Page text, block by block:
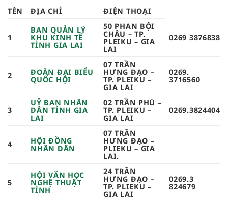
TÊN ĐỊA CHỈ ĐIỆN THOẠI
1
BAN QUẢN LÝ
KHU KINH TẾ
TỈNH GIA LAI
50 PHAN BỘI
CHÂU – TP.
PLEIKU – GIA
LAI
0269 3876838
2 ĐOÀN ĐẠI BIỂU
QUỐC HỘI
07 TRẦN
HƯNG ĐẠO –
TP. PLEIKU –
GIA LAI
0269.
3716560
3
UỶ BAN NHÂN
DÂN TỈNH GIA
LAI
02 TRẦN PHÚ –
TP. PLEIKU –
GIA LAI
0269.3824404
4 HỘI ĐỒNG
NHÂN DÂN
07 TRẦN
HƯNG ĐẠO –
PLIEKU – GIA
LAI.
5
HỘI VĂN HỌC
NGHỆ THUẬT
TỈNH
24 TRẦN
HƯNG ĐẠO –
TP. PLIEKU –
GIA LAI
0269.3
824679 ​